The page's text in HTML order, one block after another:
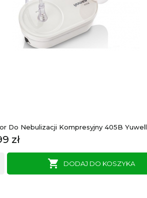
Do Nebulizacji Kompresyjny 405B Yuwell
zł

DODAJ DO KOSZYKA